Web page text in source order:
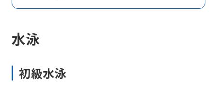
水泳
初級水泳